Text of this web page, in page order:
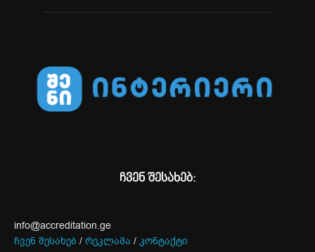
ჩვენ შესახებ:
info@accreditation.ge
ჩვენ შესახებ / რეკლამა / კონტაქტი